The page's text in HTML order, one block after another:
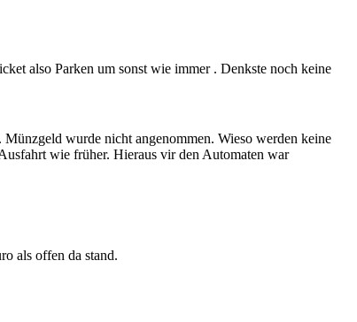
also Parken um sonst wie immer . Denkste noch keine
wurde nicht angenommen. Wieso werden keine
wie früher. Hieraus vir den Automaten war
als offen da stand.